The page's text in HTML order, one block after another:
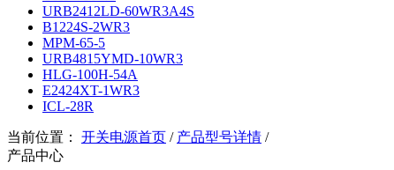
URB2412LD-60WR3A4S
B1224S-2WR3
MPM-65-5
URB4815YMD-10WR3
HLG-100H-54A
E2424XT-1WR3
ICL-28R
当前位置： 开关电源首页 / 产品型号详情 /
产品中心